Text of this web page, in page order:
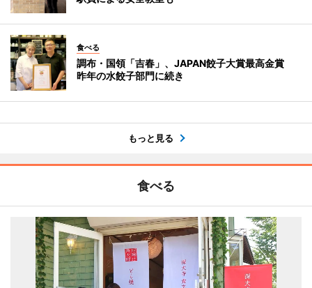
食べる
調布・国領「吉春」、JAPAN餃子大賞最高金賞
昨年の水餃子部門に続き
もっと見る
食べる